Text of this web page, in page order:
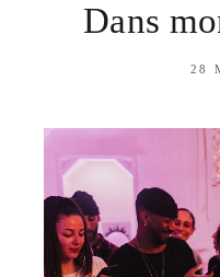
Dans
28